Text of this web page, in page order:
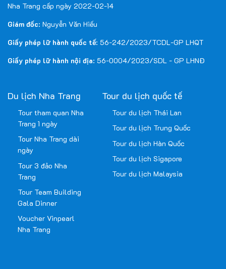
Nha Trang cấp ngày 2022-02-14
Giám đốc: Nguyễn Văn Hiếu
Giấy phép lữ hành quốc tế: 56-242/2023/TCDL-GP LHQT
Giấy phép lữ hành nội địa: 56-0004/2023/SDL - GP LHNĐ
Du lịch Nha Trang
Tour tham quan Nha
Trang 1 ngày
Tour Nha Trang dài
ngày
Tour 3 đảo Nha
Trang
Tour Team Building
Gala Dinner
Voucher Vinpearl
Nha Trang
Tour du lịch quốc tế
Tour du lịch Thái Lan
Tour du lịch Trung Quốc
Tour du lịch Hàn Quốc
Tour du lịch Sigapore
Tour du lịch Malaysia